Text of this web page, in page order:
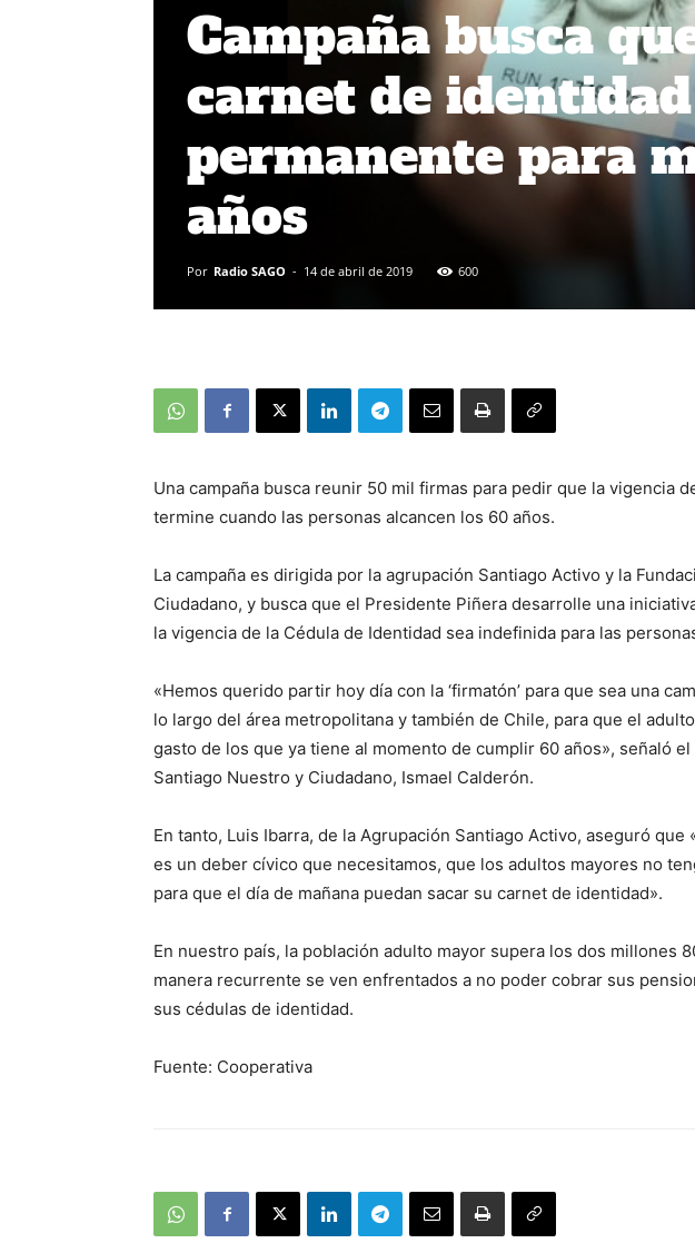
Campaña busca
carnet de
permanente para
años
Por Radio SAGO - 14 de abril de 2019 600
Una campaña busca reunir 50 mil firmas para pedir que la vigencia
termine cuando las personas alcancen los 60 años.
La campaña es dirigida por la agrupación Santiago Activo y la
Ciudadano, y busca que el Presidente Piñera desarrolle una
la vigencia de la Cédula de Identidad sea indefinida para las
«Hemos querido partir hoy día con la ‘firmatón’ para que sea una
lo largo del área metropolitana y también de Chile, para que el
gasto de los que ya tiene al momento de cumplir 60 años», señaló
Santiago Nuestro y Ciudadano, Ismael Calderón.
En tanto, Luis Ibarra, de la Agrupación Santiago Activo, aseguró
es un deber cívico que necesitamos, que los adultos mayores no
para que el día de mañana puedan sacar su carnet de identidad».
En nuestro país, la población adulto mayor supera los dos millones
manera recurrente se ven enfrentados a no poder cobrar sus
sus cédulas de identidad.
Fuente: Cooperativa